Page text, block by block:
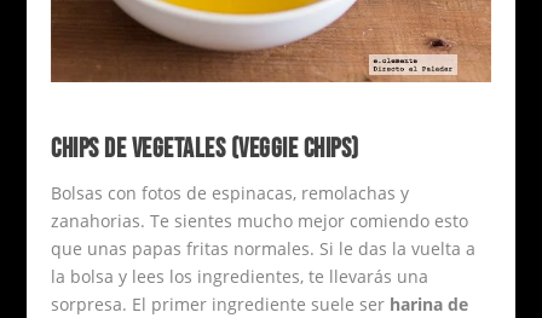
CHIPS DE VEGETALES (VEGGIE CHIPS)
Bolsas con fotos de espinacas, remolachas y
zanahorias. Te sientes mucho mejor comiendo esto
que unas papas fritas normales. Si le das la vuelta a
la bolsa y lees los ingredientes, te llevarás una
sorpresa. El primer ingrediente suele ser harina de